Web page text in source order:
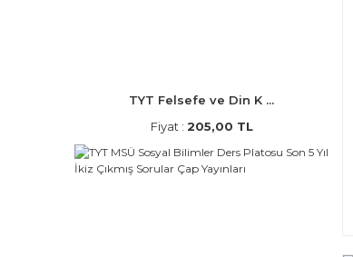
Pelikan Yayınları (8)
Polimat Yayınları (8)
Üç Dört Beş Yayıncılık (8)
TYT Felsefe ve Din K ...
Fiyat : 205,00 TL